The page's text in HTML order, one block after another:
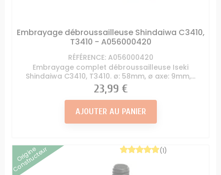
Embrayage débroussailleuse Shindaiwa C3410,
T3410 - A056000420
RÉFÉRENCE: A056000420
Embrayage complet débroussailleuse Iseki
Shindaiwa C3410, T3410. ø: 58mm, ø axe: 9mm,...
Prix
23,99 €
AJOUTER AU PANIER
Origine
Constructeur (1)